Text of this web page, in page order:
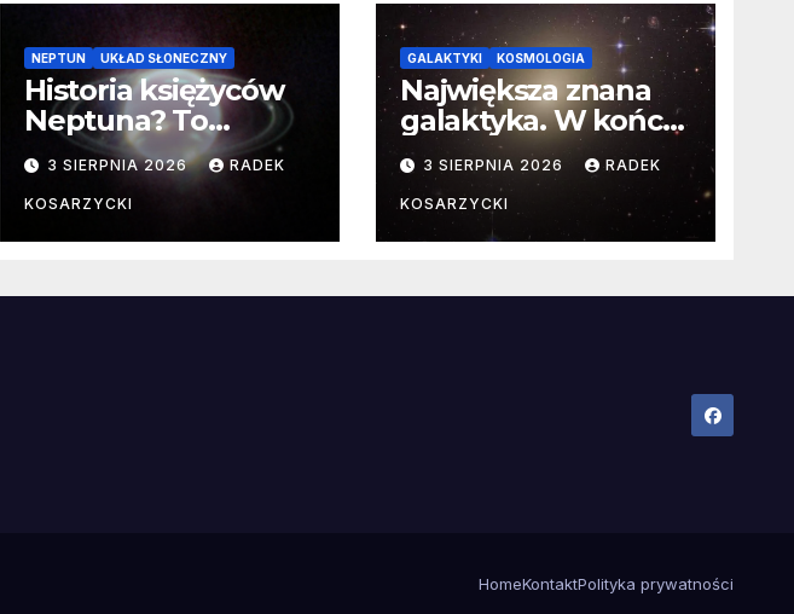
NEPTUN UKŁAD SŁONECZNY
Historia księżyców
Neptuna? To
skomplikowane
3 SIERPNIA 2026 RADEK
KOSARZYCKI
GALAKTYKI KOSMOLOGIA
Największa znana
galaktyka. W końcu
poznaliśmy jej
faktyczne wymiary
3 SIERPNIA 2026 RADEK
KOSARZYCKI
HomeKontaktPolityka prywatności